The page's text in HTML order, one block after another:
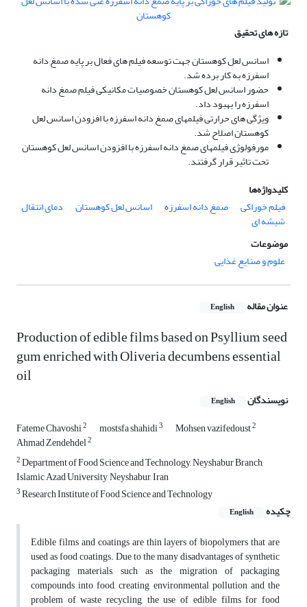
تازه های تحقیق
اسانس لعل کوهستان جهت توسعه فیلم های فعال بر پایه صمغ دانه
اسفرزه به کار برده شد.
حضور اسانس لعل کوهستان خصوصیات مکانیکی فیلم صمغ دانه
اسفرزه را بهبود داد.
ویژگى هاى حرارتی فیلم­های صمغ دانه اسفرزه با افزودن اسانس لعل
کوهستان اصلاح شد.
مورفولوژی فیلم­های صمغ دانه اسفرزه با افزودن اسانس لعل کوهستان
تحت تاثیر قرار گرفتند.
کلیدواژه‌ها
فیلم خوراکی
صمغ دانه اسفرزه اسانس لعل کوهستان دمای انتقال
شیشه ای
موضوعات
علوم و صنایع غذایی
عنوان مقاله English
Production of edible films based on Psyllium seed
gum enriched with Oliveria decumbens essential
oil
نویسندگان English
Fateme Chavoshi2 mostsfa shahidi3 Mohsen vazifedoust2
Ahmad Zendehdel2
2Department of Food Science and Technology, Neyshabur Branch,
Islamic Azad University, Neyshabur, Iran
3Research Institute of Food Science and Technology
چکیده
English
Edible films and coatings are thin layers of biopolymers that are
used as food coatings. Due to the many disadvantages of synthetic
packaging materials, such as the migration of packaging
compounds into food, creating environmental pollution and the
problem of waste recycling, the use of edible films for food